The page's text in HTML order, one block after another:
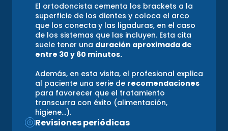
El ortodoncista cementa los brackets a la
superficie de los dientes y coloca el arco
que los conecta y las ligaduras, en el caso
de los sistemas que las incluyen. Esta cita
suele tener una duración aproximada de
entre 30 y 60 minutos.
Además, en esta visita, el profesional explica
al paciente una serie de recomendaciones
para favorecer que el tratamiento
transcurra con éxito (alimentación,
higiene…).
Revisiones periódicas